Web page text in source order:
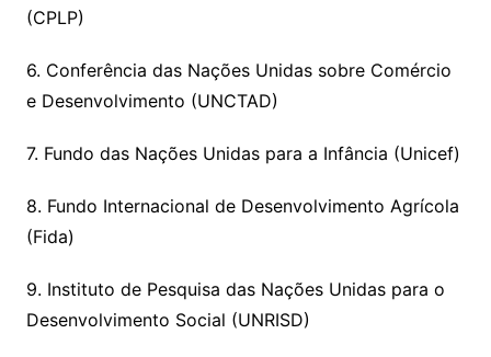
(CPLP)
6. Conferência das Nações Unidas sobre Comércio
e Desenvolvimento (UNCTAD)
7. Fundo das Nações Unidas para a Infância (Unicef)
8. Fundo Internacional de Desenvolvimento Agrícola
(Fida)
9. Instituto de Pesquisa das Nações Unidas para o
Desenvolvimento Social (UNRISD)